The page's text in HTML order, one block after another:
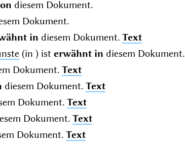
diesem Dokument.
Dokument.
in diesem Dokument. Text
(in ) ist erwähnt in diesem Dokument.
Dokument. Text
diesem Dokument. Text
Dokument. Text
Dokument. Text
Dokument. Text